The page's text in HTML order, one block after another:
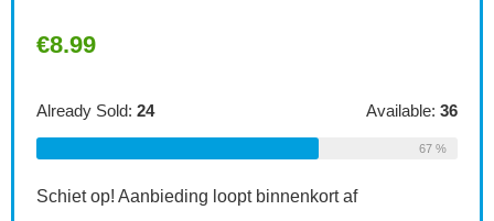
€8.99
Already Sold: 24 Available: 36
67 %
Schiet op! Aanbieding loopt binnenkort af